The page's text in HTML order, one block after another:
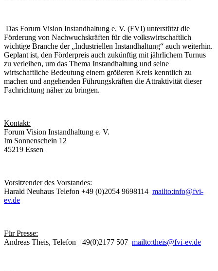
Das Forum Vision Instandhaltung e. V. (FVI) unterstützt die
Förderung von Nachwuchskräften für die volkswirtschaftlich
wichtige Branche der „Industriellen Instandhaltung“ auch weiterhin.
Geplant ist, den Förderpreis auch zukünftig mit jährlichem Turnus
zu verleihen, um das Thema Instandhaltung und seine
wirtschaftliche Bedeutung einem größeren Kreis kenntlich zu
machen und angehenden Führungskräften die Attraktivität dieser
Fachrichtung näher zu bringen.
Kontakt:
Forum Vision Instandhaltung e. V.
Im Sonnenschein 12
45219 Essen
Vorsitzender des Vorstandes:
Harald Neuhaus Telefon +49 (0)2054 9698114 mailto:info@fvi-
ev.de
Für Presse:
Andreas Theis, Telefon +49(0)2177 507 mailto:theis@fvi-ev.de